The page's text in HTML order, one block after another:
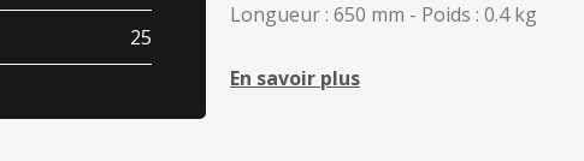
25
Longueur : 650 mm - Poids : 0.4 kg
En savoir plus